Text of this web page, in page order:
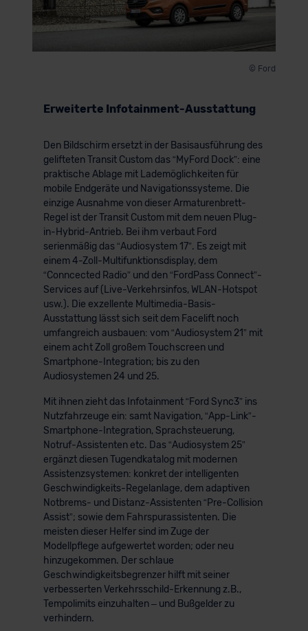
© Ford
Erweiterte Infotainment-Ausstattung
Den Bildschirm ersetzt in der Basisausführung des
gelifteten Transit Custom das “MyFord Dock”: eine
praktische Ablage mit Lademöglichkeiten für
mobile Endgeräte und Navigationssysteme. Die
einzige Ausnahme von dieser Armaturenbrett-
Regel ist der Transit Custom mit dem neuen Plug-
in-Hybrid-Antrieb. Bei ihm verbaut Ford
serienmäßig das “Audiosystem 17”. Es zeigt mit
einem 4-Zoll-Multifunktionsdisplay, dem
“Conncected Radio” und den “FordPass Connect”-
Services auf (Live-Verkehrsinfos, WLAN-Hotspot
usw.). Die exzellente Multimedia-Basis-
Ausstattung lässt sich seit dem Facelift noch
umfangreich ausbauen: vom “Audiosystem 21” mit
einem acht Zoll großem Touchscreen und
Smartphone-Integration; bis zu den
Audiosystemen 24 und 25.
Mit ihnen zieht das Infotainment “Ford Sync3” ins
Nutzfahrzeuge ein: samt Navigation, “App-Link”-
Smartphone-Integration, Sprachsteuerung,
Notruf-Assistenten etc. Das “Audiosystem 25”
ergänzt diesen Tugendkatalog mit modernen
Assistenzsystemen: konkret der intelligenten
Geschwindigkeits-Regelanlage, dem adaptiven
Notbrems- und Distanz-Assistenten “Pre-Collision
Assist”; sowie dem Fahrspurassistenten. Die
meisten dieser Helfer sind im Zuge der
Modellpflege aufgewertet worden; oder neu
hinzugekommen. Der schlaue
Geschwindigkeitsbegrenzer hilft mit seiner
verbesserten Verkehrsschild-Erkennung z.B.,
Tempolimits einzuhalten – und Bußgelder zu
verhindern.